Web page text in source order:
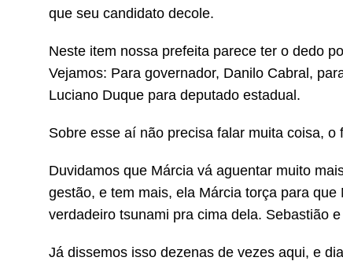
que seu candidato decole.
Neste item nossa prefeita parece ter o dedo
Vejamos: Para governador, Danilo Cabral,
Luciano Duque para deputado estadual.
Sobre esse aí não precisa falar muita coisa, o
Duvidamos que Márcia vá aguentar muito
gestão, e tem mais, ela Márcia torça para
verdadeiro tsunami pra cima dela. Sebastião
Já dissemos isso dezenas de vezes aqui, e